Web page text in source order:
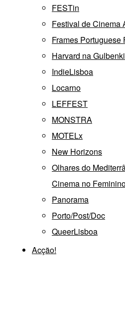
FESTin
Festival de Cinema
Frames Portuguese
Harvard na
IndieLisboa
Locarno
LEFFEST
MONSTRA
MOTELx
New Horizons
Olhares do
Cinema no
Panorama
Porto/Post/Doc
QueerLisboa
Acção!